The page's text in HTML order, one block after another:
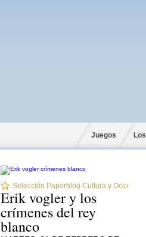
Juegos
Selección Paperblog Cultura y Ocio
Erik vogler y los
crímenes del rey
blanco